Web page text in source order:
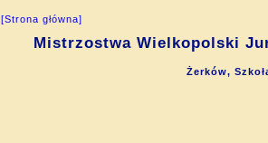
[Strona główna]
Mistrzostwa Wielkopolski
Żerków,